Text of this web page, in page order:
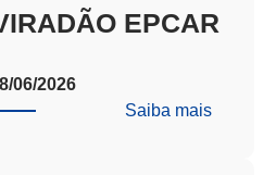
–
2025
EPCAR
06/2026
Saiba mais: